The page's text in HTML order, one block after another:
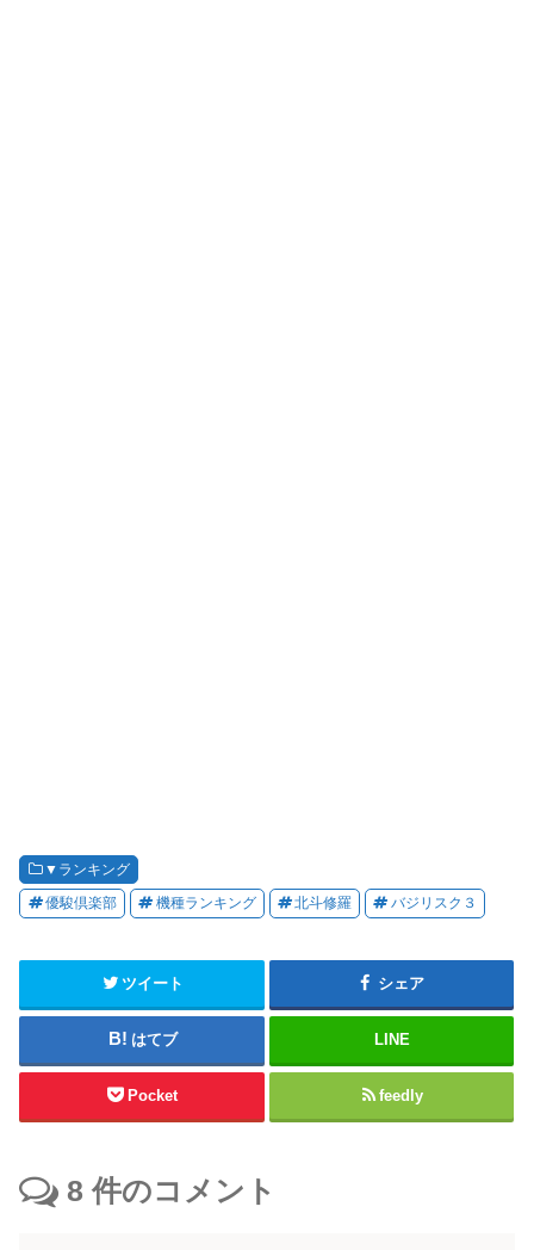
▼ランキング
優駿倶楽部 機種ランキング 北斗修羅 バジリスク３
ツイート シェア
はてブ LINE
Pocket feedly
8 件のコメント